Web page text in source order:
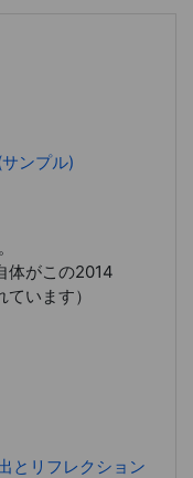
ンプル)
フォーラム
体がこの2014
います）
とリフレクション